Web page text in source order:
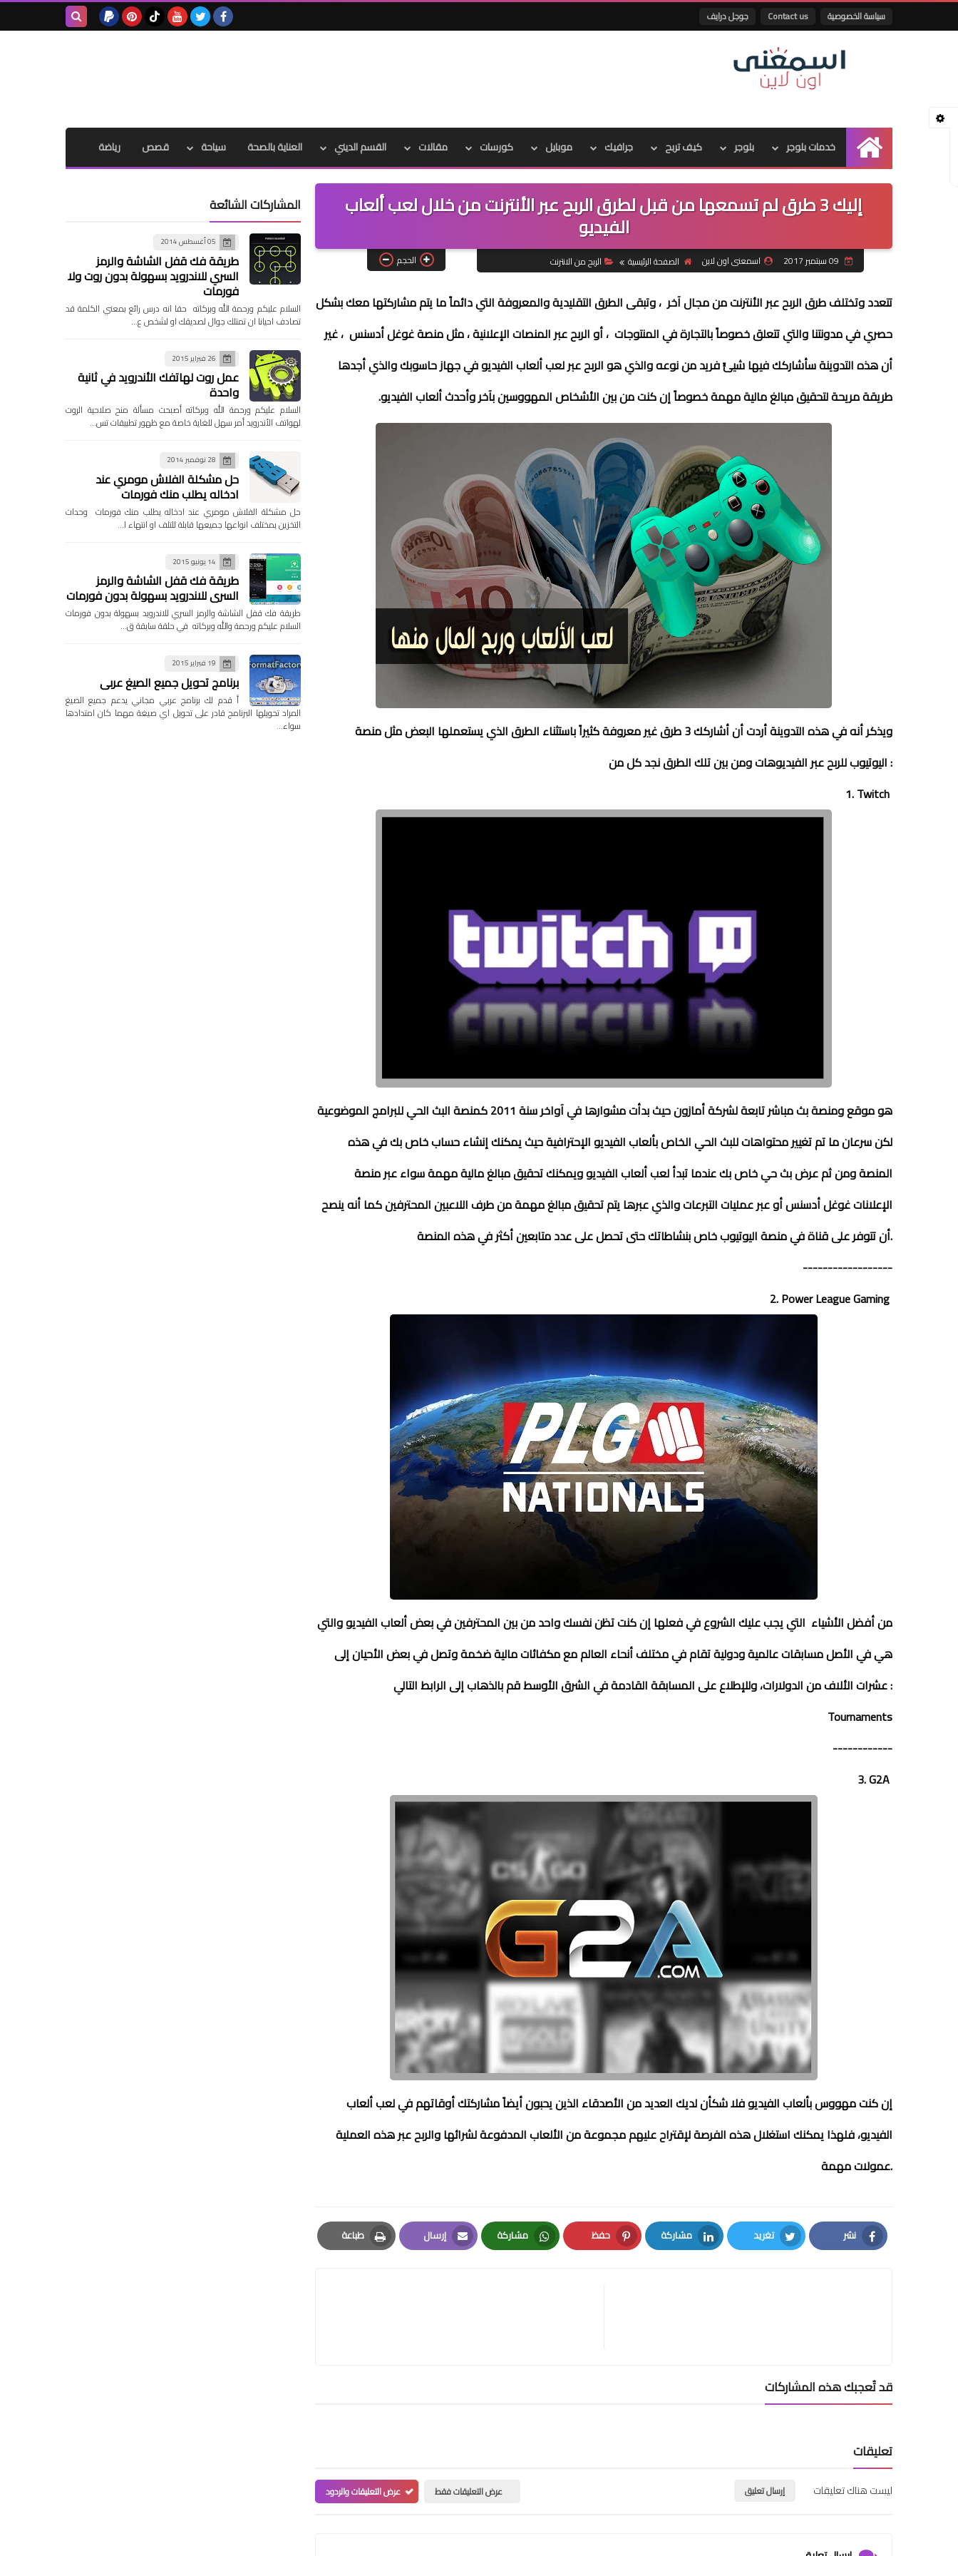
سياسة الخصوصية Contact us جوجل درايف
الرئيسية
خدمات بلوجر بلوجر كيف تربح جرافيك موبايل كورسات مقالات القسم الديني العناية بالصحة سياحة قصص رياضة
إليك 3 طرق لم تسمعها من قبل لطرق الربح عبر الأنترنت من خلال لعب ألعاب
الفيديو
اسمعنى اون لاين الصفحة الرئيسية الربح من الانترنت الحجم
تتعدد وتختلف طرق الربح عبر الأنترنت من مجال آخر ، وتبقى الطرق التقليدية والمعروفة التي دائماً ما يتم مشاركتها معك بشكل
حصري في مدونتنا والتي تتعلق خصوصاً بالتجارة في المنتوجات ، أو الربح عبر المنصات الإعلانية ، مثل منصة غوغل أدسنس ، غير
أن هذه التدوينة سأشاركك فيها شيئً فريد من نوعه والذي هو الربح عبر لعب ألعاب الفيديو في جهاز حاسوبك والذي أجدها
طريقة مريحة لتحقيق مبالغ مالية مهمة خصوصاً إن كنت من بين الأشخاص المهووسين بآخر وأحدث ألعاب الفيديو.
ويذكر أنه في هذه التدوينة أردت أن أشاركك 3 طرق غير معروفة كثيراً باستثناء الطرق الذي يستعملها البعض مثل منصة
اليوتيوب للربح عبر الفيديوهات ومن بين تلك الطرق نجد كل من :
1. Twitch
هو موقع ومنصة بث مباشر تابعة لشركة أمازون حيث بدأت مشوارها في آواخر سنة 2011 كمنصة البث الحي للبرامج الموضوعية
لكن سرعان ما تم تغيير محتواهات للبث الحي الخاص بألعاب الفيديو الإحترافية حيث يمكنك إنشاء حساب خاص بك في هذه
المنصة ومن ثم عرض بث حي خاص بك عندما تبدأ لعب ألعاب الفيديو ويمكنك تحقيق مبالغ مالية مهمة سواء عبر منصة
الإعلانات غوغل أدسنس أو عبر عمليات التبرعات والذي عبرها يتم تحقيق مبالغ مهمة من طرف اللاعبين المحترفين كما أنه ينصح
أن تتوفر على قناة في منصة اليوتيوب خاص بنشاطاتك حتى تحصل على عدد متابعين أكثر في هذه المنصة.
------------------
2. Power League Gaming
من أفضل الأشياء التي يجب عليك الشروع في فعلها إن كنت تظن نفسك واحد من بين المحترفين في بعض ألعاب الفيديو والتي
هي في الأصل مسابقات عالمية ودولية تقام في مختلف أنحاء العالم مع مكفائات مالية ضخمة وتصل في بعض الأحيان إلى
عشرات الألاف من الدولارات، وللإطلاع على المسابقة القادمة في الشرق الأوسط قم بالذهاب إلى الرابط التالي :
Tournaments
------------
3. G2A
إن كنت مهووس بألعاب الفيديو فلا شكأن لديك العديد من الأصدقاء الذين يحبون أيضاً مشاركتك أوقاتهم في لعب ألعاب
الفيديو، فلهذا يمكنك استغلال هذه الفرصة لإقتراح عليهم مجموعة من الألعاب المدفوعة لشرائها والربح عبر هذه العملية
عمولات مهمة.
نشر
Facebook
تغريد
Twitter
مشاركة
LinkedIn
حفظ
Pinterest
مشاركة
Whatsapp
إرسال
Email
طباعة
Print
قد تُعجبك هذه المشاركات
تعليقات
ليست هناك تعليقات إرسال تعليق عرض التعليقات فقط عرض التعليقات والردود
المشاركات الشائعة
05 أغسطس 2014
طريقة فك قفل الشاشة والرمز
السري للاندرويد بسهولة بدون روت ولا
فورمات
السلام عليكم ورحمة الله وبركاته حقا انه درس رائع بمعني الكلمة قد
تصادف احيانا ان تمتلك جوال لصديقك او لشخص ع…
26 فبراير 2015
عمل روت لهاتفك الأندرويد في ثانية
واحدة
السلام عليكم ورحمة الله وبركاته أصبحت مسألة منح صلاحية الروت
لهواتف الأندرويد أمر سهل للغاية خاصة مع ظهور تطبيقات تس…
28 نوفمبر 2014
حل مشكلة الفلاش مومري عند
ادخاله يطلب منك فورمات
حل مشكلة الفلاش مومري عند ادخاله يطلب منك فورمات وحدات
التخزين بمختلف انواعها جميعها قابلة للتلف او انتهاء ا…
14 يونيو 2015
طريقة فك قفل الشاشة والرمز
السري للاندرويد بسهولة بدون فورمات
طريقة فك قفل الشاشة والرمز السري للاندرويد بسهولة بدون فورمات
السلام عليكم ورحمة والله وبركاته في حلقة سابقة ق…
19 فبراير 2015
برنامج تحويل جميع الصيغ عربي
أ قدم لك برنامج عربي مجاني يدعم جميع الصيغ
المراد تحويلها البرنامج قادر على تحويل اي صيغة مهما كان امتدادها
سواء…